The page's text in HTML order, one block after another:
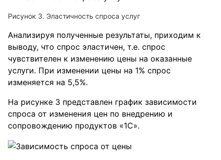
Рисунок 3. Эластичность спроса услуг
Анализируя полученные результаты, приходим к
выводу, что спрос эластичен, т.е. спрос
чувствителен к изменению цены на оказанные
услуги. При изменении цены на 1% спрос
изменяется на 5,5%.
На рисунке 3 представлен график зависимости
спроса от изменения цен по внедрению и
сопровождению продуктов «1С».